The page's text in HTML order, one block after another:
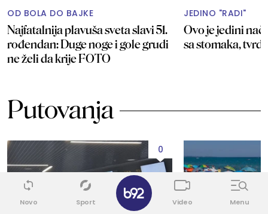
OD BOLA DO BAJKE
Najfatalnija plavuša sveta slavi 51.
rođendan: Duge noge i gole grudi
ne želi da krije FOTO
JEDINO "RADI"
Ovo je jedini
sa stomaka,
Putovanja
0
Novo Sport Video Menu
✕